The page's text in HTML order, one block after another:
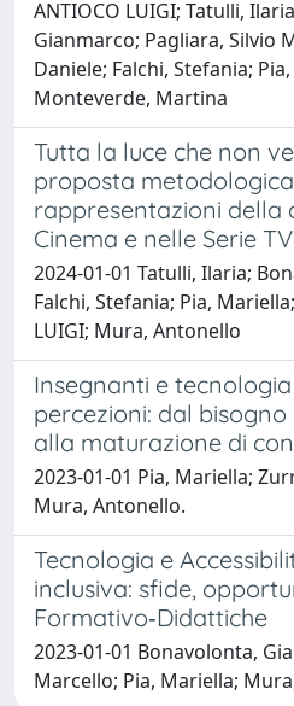
ANTIOCO LUIGI; Tatulli,
Gianmarco; Pagliara, Silvio
Daniele; Falchi, Stefania;
Monteverde, Martina
Tutta la luce che non
proposta
rappresentazioni della
Cinema e nelle Serie TV
2024-01-01 Tatulli, Ilaria;
Falchi, Stefania; Pia,
LUIGI; Mura, Antonello
Insegnanti e
percezioni: dal
alla maturazione di
2023-01-01 Pia, Mariella;
Mura, Antonello.
Tecnologia e
inclusiva: sfide,
Formativo‐Didattiche
2023-01-01 Bonavolonta,
Marcello; Pia, Mariella;